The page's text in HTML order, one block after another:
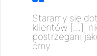
Staramy się
klientów […],
postrzegani
ćmy.